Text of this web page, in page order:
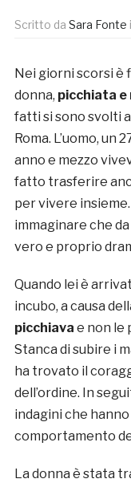
Scritto da Sara Fonte
Nei giorni scorsi è
donna, picchiata
fatti si sono svolti a
Roma. L’uomo, un
anno e mezzo
fatto trasferire
per vivere
immaginare che
vero e proprio
Quando lei è
incubo, a causa
picchiava e non le
Stanca di subire i
ha trovato il
dell’ordine. In
indagini che
comportamento
La donna è stata